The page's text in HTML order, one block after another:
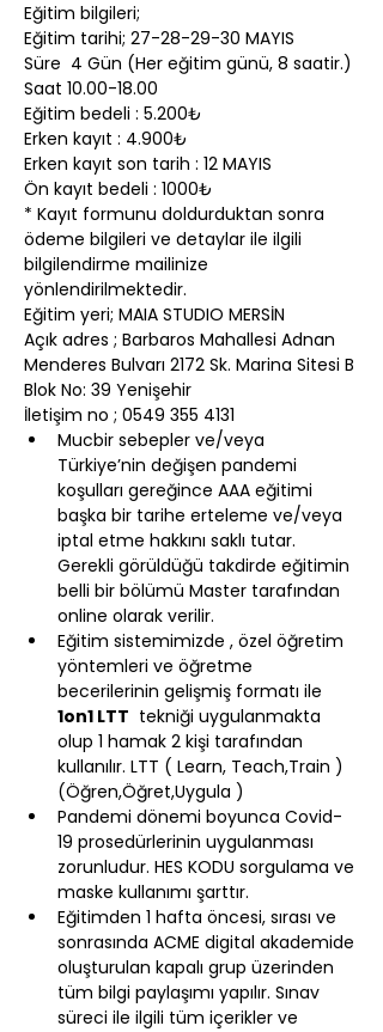
Eğitim bilgileri;
Eğitim tarihi; 27-28-29-30 MAYIS
Süre  4 Gün (Her eğitim günü, 8 saatir.)
Saat 10.00-18.00
Eğitim bedeli : 5.200₺
Erken kayıt : 4.900₺
Erken kayıt son tarih : 12 MAYIS
Ön kayıt bedeli : 1000₺
* Kayıt formunu doldurduktan sonra
ödeme bilgileri ve detaylar ile ilgili
bilgilendirme mailinize
yönlendirilmektedir.
Eğitim yeri; MAIA STUDIO MERSİN
Açık adres ; Barbaros Mahallesi Adnan
Menderes Bulvarı 2172 Sk. Marina Sitesi B
Blok No: 39 Yenişehir
İletişim no ; 0549 355 4131
Mucbir sebepler ve/veya
Türkiye’nin değişen pandemi
koşulları gereğince AAA eğitimi
başka bir tarihe erteleme ve/veya
iptal etme hakkını saklı tutar.
Gerekli görüldüğü takdirde eğitimin
belli bir bölümü Master tarafından
online olarak verilir.
Eğitim sistemimizde , özel öğretim
yöntemleri ve öğretme
becerilerinin gelişmiş formatı ile
1on1 LTT tekniği uygulanmakta
olup 1 hamak 2 kişi tarafından
kullanılır. LTT ( Learn, Teach,Train )
(Öğren,Öğret,Uygula )
Pandemi dönemi boyunca Covid-
19 prosedürlerinin uygulanması
zorunludur. HES KODU sorgulama ve
maske kullanımı şarttır.
Eğitimden 1 hafta öncesi, sırası ve
sonrasında ACME digital akademide
oluşturulan kapalı grup üzerinden
tüm bilgi paylaşımı yapılır. Sınav
süreci ile ilgili tüm içerikler ve